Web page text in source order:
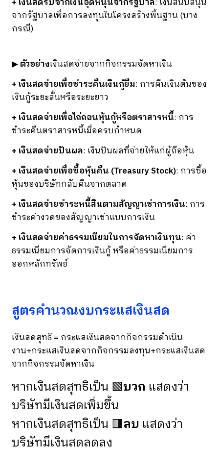
จากรัฐบาลเพื่อการลงทุนในโครงสร้างพื้นฐาน (บาง
กรณี)
▶ตัวอย่างเงินสดจ่ายจากกิจกรรมจัดหาเงิน
+ เงินสดจ่ายเพื่อชำระคืนเงินกู้ยืม: การคืนเงินต้นของ
เงินกู้ระยะสั้นหรือระยะยาว
+ เงินสดจ่ายเพื่อไถ่ถอนหุ้นกู้หรือตราสารหนี้: การ
ชำระคืนตราสารหนี้เมื่อครบกำหนด
+ เงินสดจ่ายปันผล: เงินปันผลที่จ่ายให้แก่ผู้ถือหุ้น
+ เงินสดจ่ายเพื่อซื้อหุ้นคืน (Treasury Stock): การซื้อ
หุ้นของบริษัทกลับคืนจากตลาด
+ เงินสดจ่ายชำระหนี้สินตามสัญญาเช่าการเงิน: การ
ชำระค่างวดของสัญญาเช่าแบบการเงิน
+ เงินสดจ่ายค่าธรรมเนียมในการจัดหาเงินทุน: ค่า
ธรรมเนียมการจัดการเงินกู้ หรือค่าธรรมเนียมการ
ออกหลักทรัพย์
สูตรคำนวณงบกระแสเงินสด
เงินสดสุทธิ= กระแสเงินสดจากกิจกรรมดำเนิน
งาน+กระแสเงินสดจากกิจกรรมลงทุน+กระแสเงินสด
จากกิจกรรมจัดหาเงิน
หากเงินสดสุทธิเป็น 🟩บวก แสดงว่า
บริษัทมีเงินสดเพิ่มขึ้น
หากเงินสดสุทธิเป็น 🟥ลบ แสดงว่า
บริษัทมีเงินสดลดลง